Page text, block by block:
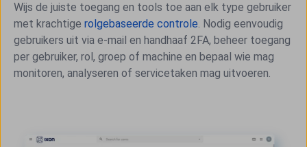
Wijs de juiste toegang en tools toe aan elk type gebruiker
met krachtige rolgebaseerde controle. Nodig eenvoudig
gebruikers uit via e-mail en handhaaf 2FA, beheer toegang
per gebruiker, rol, groep of machine en bepaal wie mag
monitoren, analyseren of servicetaken mag uitvoeren.